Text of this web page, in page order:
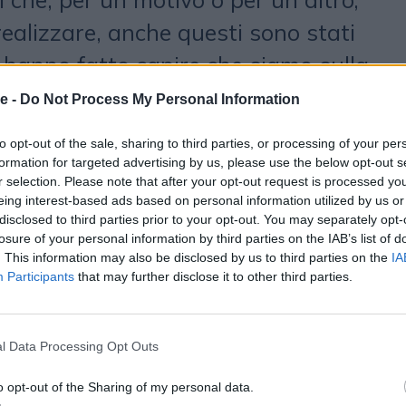
- Do Not Process My Personal Information
opt-out of the sale, sharing to third parties, or processing of your
for targeted advertising by us, please use the below opt-out
selection. Please note that after your opt-out request is processed
interest-based ads based on personal information utilized by us
to third parties prior to your opt-out. You may separately
of your personal information by third parties on the IAB’s list of
This information may also be disclosed by us to third parties on the
Participants that may further disclose it to other third parties.
Data Processing Opt Outs
opt-out of the Sharing of my personal data.
anche questi sono stati
fatto capire che siamo sulla
fiducia nel nostro lavoro e nella
valore. Sapere che ci avete
è il riconoscimento più
ricevere.
anno di grandi innovazioni per
il nostro posizionamento
basata sulla
strategie in grado di